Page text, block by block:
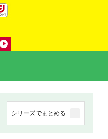
シリーズでまとめる